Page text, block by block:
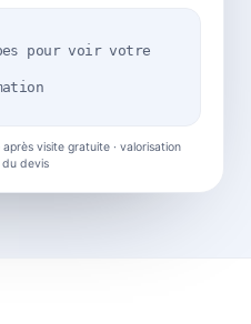
pour voir votre
visite gratuite · valorisation
devis